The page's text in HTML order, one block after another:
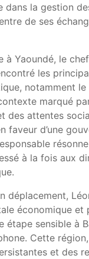
dans la gestion
de ses
à Yaoundé, le
les
notamment le
marqué
des attentes
faveur d’une
à la fois aux
déplacement,
économique et
étape sensible à
Cette
et des